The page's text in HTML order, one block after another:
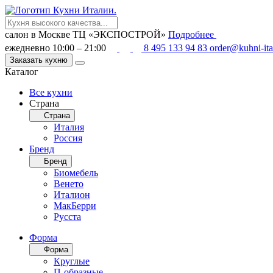
салон в Москве ТЦ «ЭКСПОСТРОЙ» Подробнее
ежедневно 10:00 – 21:00
8 495 133 94 83 order@kuhni-
Заказать кухню
Каталог
Все кухни
Страна
Страна
Италия
Россия
Бренд
Бренд
Биомебель
Венето
Италион
МакБерри
Русста
Форма
Форма
Круглые